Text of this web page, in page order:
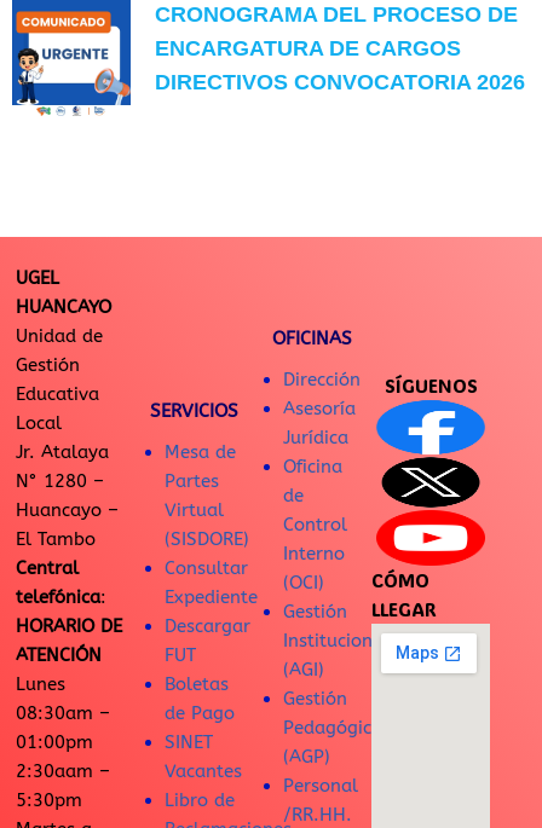
CRONOGRAMA DEL PROCESO DE
ENCARGATURA DE CARGOS
DIRECTIVOS CONVOCATORIA 2026
UGEL
HUANCAYO
Unidad de
Gestión
Educativa
Local
Jr. Atalaya
N° 1280 –
Huancayo –
El Tambo
Central
telefónica:
HORARIO DE
ATENCIÓN
Lunes
08:30am –
01:00pm
2:30aam –
5:30pm
SERVICIOS
Mesa de
Partes
Virtual
(SISDORE)
Consultar
Expediente
Descargar
FUT
Boletas
de Pago
SINET
Vacantes
Libro de
OFICINAS
Dirección
Asesoría
Jurídica
Oficina
de
Control
Interno
(OCI)
Gestión
Institucional
(AGI)
Gestión
Pedagógica
(AGP)
Personal
/RR.HH.
SÍGUENOS
CÓMO
LLEGAR